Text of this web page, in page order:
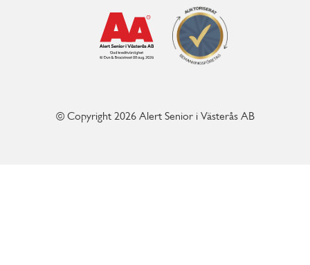
© Copyright 2026 Alert Senior i Västerås AB